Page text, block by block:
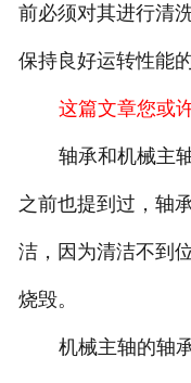
前必须对其进行清
保持良好运转性能
这篇文章您或
轴承和机械主
之前也提到过，轴
洁，因为清洁不到
烧毁。
机械主轴的轴